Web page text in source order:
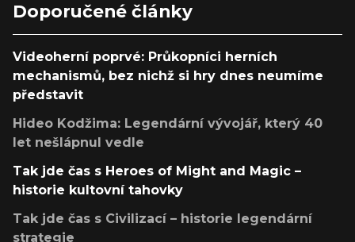
Doporučené články
Videoherní poprvé: Průkopníci herních
mechanismů, bez nichž si hry dnes neumíme
představit
Hideo Kodžima: Legendární vývojář, který 40
let nešlápnul vedle
Tak jde čas s Heroes of Might and Magic –
historie kultovní tahovky
Tak jde čas s Civilizací – historie legendární
strategie